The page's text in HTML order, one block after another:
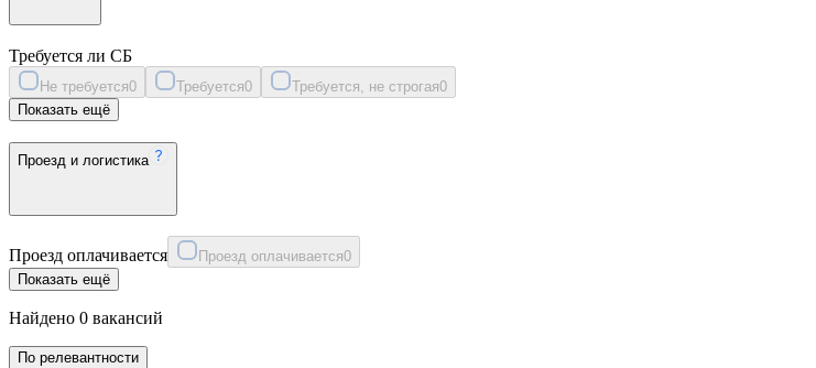
Требуется ли СБ
Не требуется0 Требуется0 Требуется, не строгая0
Показать ещё
Проезд и логистика
Проезд оплачивается Проезд оплачивается0
Показать ещё
Найдено 0 вакансий
По релевантности